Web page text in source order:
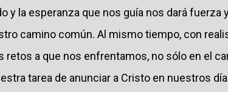
y la esperanza que nos guía nos dará fuerza
camino común. Al mismo tiempo, con
a que nos enfrentamos, no sólo en el
tarea de anunciar a Cristo en nuestros